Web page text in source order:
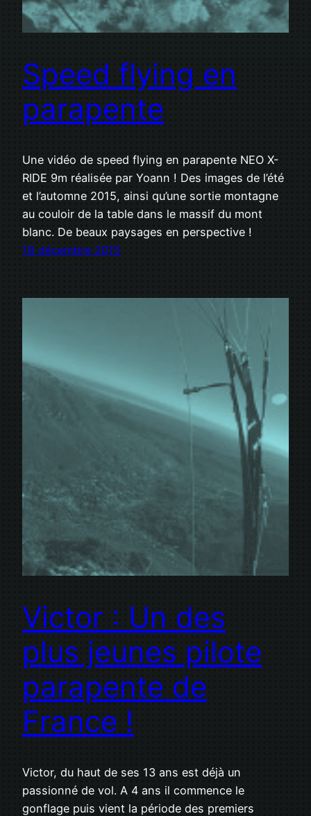
Speed flying en
parapente
Une vidéo de speed flying en parapente NEO X-
RIDE 9m réalisée par Yoann ! Des images de l’été
et l’automne 2015, ainsi qu’une sortie montagne
au couloir de la table dans le massif du mont
blanc. De beaux paysages en perspective !
18 décembre 2015
Victor : Un des
plus jeunes pilote
parapente de
France !
Victor, du haut de ses 13 ans est déjà un
passionné de vol. A 4 ans il commence le
gonflage puis vient la période des premiers